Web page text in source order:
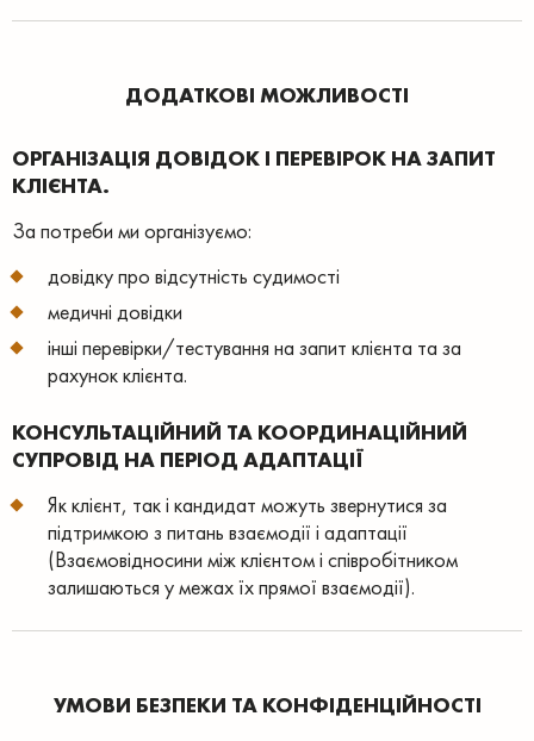
ДОДАТКОВІ МОЖЛИВОСТІ
ОРГАНІЗАЦІЯ ДОВІДОК І ПЕРЕВІРОК НА ЗАПИТ
КЛІЄНТА.
За потреби ми організуємо:
довідку про відсутність судимості
медичні довідки
інші перевірки/тестування на запит клієнта та за
рахунок клієнта.
КОНСУЛЬТАЦІЙНИЙ ТА КООРДИНАЦІЙНИЙ
СУПРОВІД НА ПЕРІОД АДАПТАЦІЇ
Як клієнт, так і кандидат можуть звернутися за
підтримкою з питань взаємодії і адаптації
(Взаємовідносини між клієнтом і співробітником
залишаються у межах їх прямої взаємодії).
УМОВИ БЕЗПЕКИ ТА КОНФІДЕНЦІЙНОСТІ